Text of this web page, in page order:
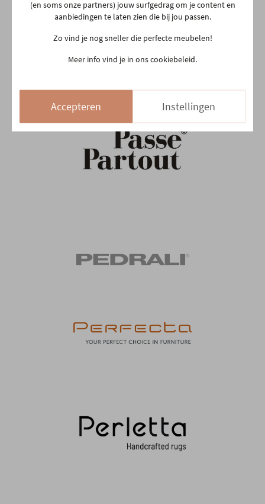
(en soms onze partners) jouw surfgedrag om je content en
aanbiedingen te laten zien die bij jou passen.
Zo vind je nog sneller die perfecte meubelen!
Meer info vind je in ons cookiebeleid.
Accepteren Instellingen